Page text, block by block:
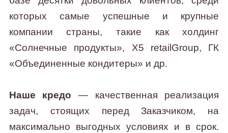
которых самые успешные и крупные
компании страны, такие как холдинг
«Солнечные продукты», X5 retailGroup, ГК
«Объединенные кондитеры» и др.
Наше кредо — качественная реализация
задач, стоящих перед Заказчиком, на
максимально выгодных условиях и в срок.